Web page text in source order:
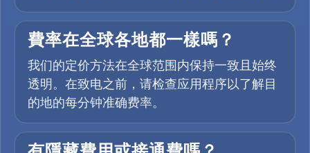
費率在全球各地都一樣嗎？
我们的定价方法在全球范围内保持一致且始终
透明。在致电之前，请检查应用程序以了解目
的地的每分钟准确费率。